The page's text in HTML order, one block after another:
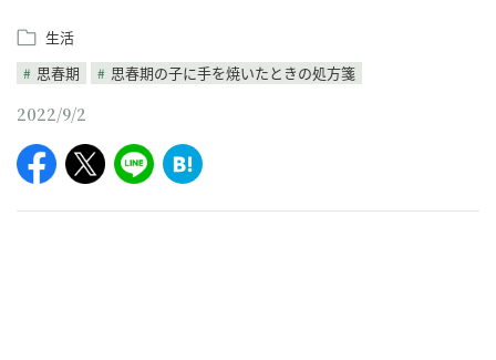
生活
思春期
思春期の子に手を焼いたときの処方箋
2022/9/2